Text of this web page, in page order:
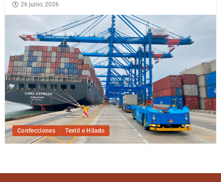
Confecciones Textil e Hilado
26 junio, 2026